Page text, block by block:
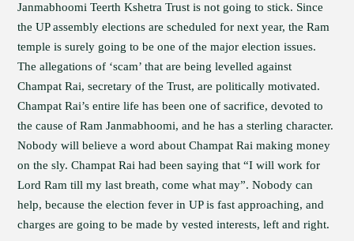
Janmabhoomi Teerth Kshetra Trust is not going to stick. Since
the UP assembly elections are scheduled for next year, the Ram
temple is surely going to be one of the major election issues.
The allegations of ‘scam’ that are being levelled against
Champat Rai, secretary of the Trust, are politically motivated.
Champat Rai’s entire life has been one of sacrifice, devoted to
the cause of Ram Janmabhoomi, and he has a sterling character.
Nobody will believe a word about Champat Rai making money
on the sly. Champat Rai had been saying that “I will work for
Lord Ram till my last breath, come what may”. Nobody can
help, because the election fever in UP is fast approaching, and
charges are going to be made by vested interests, left and right.